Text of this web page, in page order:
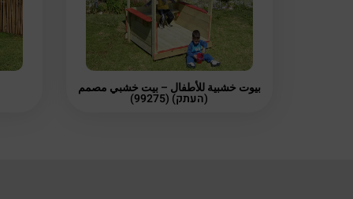
بيوت خشبية للأطفال – بيت خشبي مصمم
(העתק) (99275)